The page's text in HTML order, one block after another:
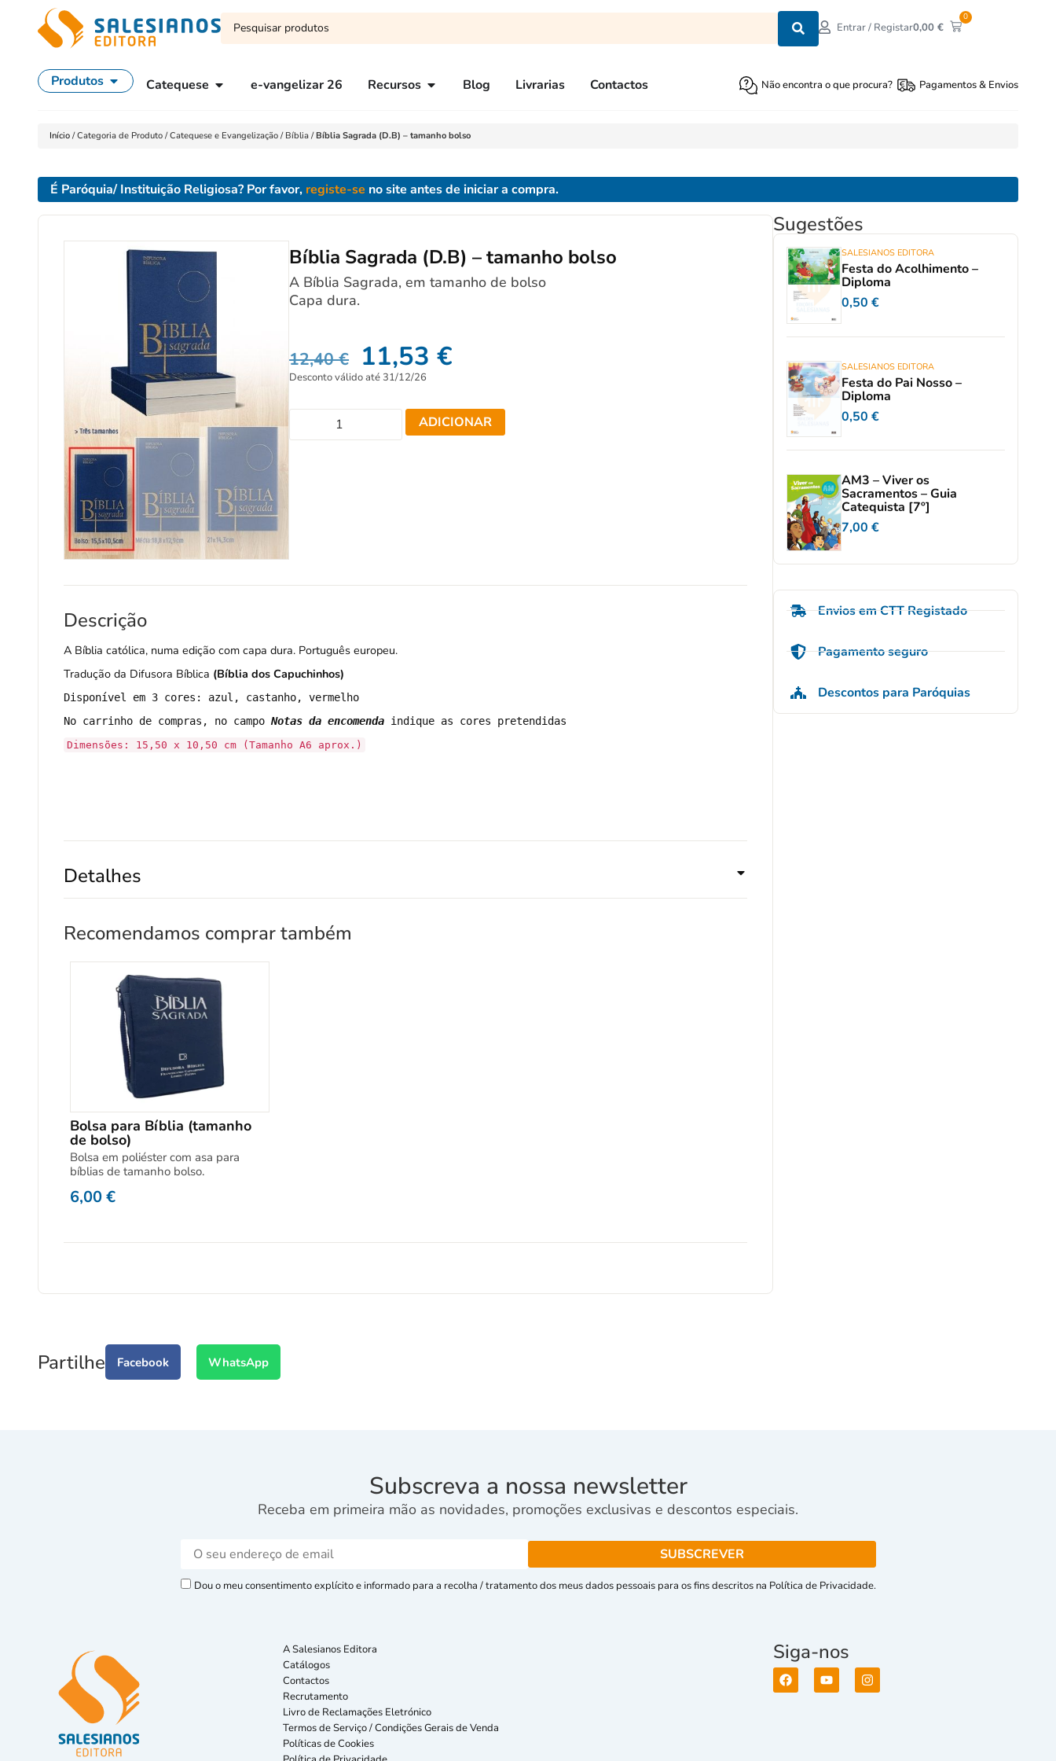
Entrar / Registar0,00€
0
Produtos Catequese e-vangelizar 26 Recursos Blog Livrarias Contactos Não encontra o que procura? Pagamentos & Envios
Início /Categoria de Produto /Catequese e Evangelização / Bíblia /Bíblia Sagrada (D.B) – tamanho bolso
É Paróquia/ Instituição Religiosa? Por favor, registe-se no site antes de iniciar a compra.
Bíblia Sagrada (D.B) – tamanho bolso
A Bíblia Sagrada, em tamanho de bolso
Capa dura.
12,40€ 11,53€
Desconto válido até 31/12/26
ADICIONAR
Descrição
A Bíblia católica, numa edição com capa dura. Português europeu.
Tradução da Difusora Bíblica (Bíblia dos Capuchinhos)
Disponível em 3 cores: azul, castanho, vermelho
No carrinho de compras, no campo Notas da encomenda indique as cores pretendidas
Dimensões: 15,50 x 10,50 cm (Tamanho A6 aprox.)
Detalhes
Recomendamos comprar também
Bolsa para Bíblia (tamanho
de bolso)
Bolsa em poliéster com asa para
bíblias de tamanho bolso.
6,00€
Sugestões
SALESIANOS EDITORA
Festa do Acolhimento –
Diploma
0,50 €
SALESIANOS EDITORA
Festa do Pai Nosso –
Diploma
0,50 €
AM3 – Viver os
Sacramentos – Guia
Catequista [7º]
7,00 €
Envios em CTT Registado
Pagamento seguro
Descontos para Paróquias
Partilhe Facebook WhatsApp
Subscreva a nossa newsletter
Receba em primeira mão as novidades, promoções exclusivas e descontos especiais.
Dou o meu consentimento explícito e informado para a recolha / tratamento dos meus dados pessoais para os fins descritos na Política de Privacidade.
A Salesianos Editora
Catálogos
Contactos
Recrutamento
Livro de Reclamações Eletrónico
Termos de Serviço / Condições Gerais de Venda
Políticas de Cookies
Siga-nos